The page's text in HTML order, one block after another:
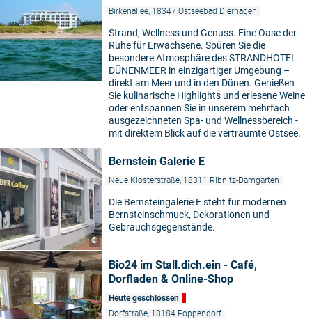
Birkenallee, 18347 Ostseebad Dierhagen
Strand, Wellness und Genuss. Eine Oase der
Ruhe für Erwachsene. Spüren Sie die
besondere Atmosphäre des STRANDHOTEL
DÜNENMEER in einzigartiger Umgebung –
direkt am Meer und in den Dünen. Genießen
Sie kulinarische Highlights und erlesene Weine
oder entspannen Sie in unserem mehrfach
ausgezeichneten Spa- und Wellnessbereich -
mit direktem Blick auf die verträumte Ostsee.
©
Bernstein Galerie E
Neue Klosterstraße, 18311 Ribnitz-Damgarten
Die Bernsteingalerie E steht für modernen
Bernsteinschmuck, Dekorationen und
Gebrauchsgegenstände.
Bio24 im Stall.dich.ein - Café,
Dorfladen & Online-Shop
Heute geschlossen
Dorfstraße, 18184 Poppendorf